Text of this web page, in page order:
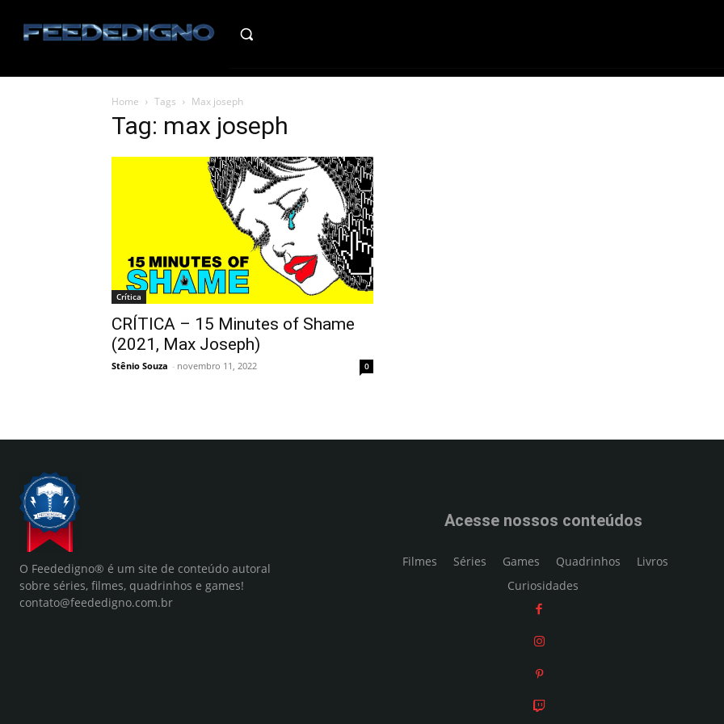
Home Tags Max joseph
Tag: max joseph
Crítica
CRÍTICA – 15 Minutes of Shame
(2021, Max Joseph)
Stênio Souza - novembro 11, 2022 0
O Feededigno® é um site de conteúdo autoral
sobre séries, filmes, quadrinhos e games!
contato@feededigno.com.br
Acesse nossos conteúdos
Filmes Séries Games Quadrinhos
Livros
Curiosidades